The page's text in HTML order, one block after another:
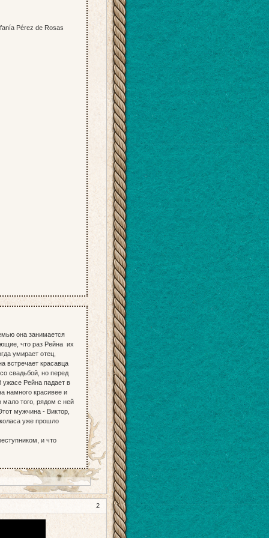
Pérez de Rosas
она занимается
что раз Рейна их
умирает отец,
встречает красавца
свадьбой, но перед
ужасе Рейна падает в
намного красивее и
мало того, рядом с ней
мужчина - Виктор,
уже прошло
и что
2